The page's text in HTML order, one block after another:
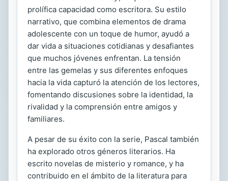
prolífica capacidad como escritora. Su estilo
narrativo, que combina elementos de drama
adolescente con un toque de humor, ayudó a
dar vida a situaciones cotidianas y desafiantes
que muchos jóvenes enfrentan. La tensión
entre las gemelas y sus diferentes enfoques
hacia la vida capturó la atención de los lectores,
fomentando discusiones sobre la identidad, la
rivalidad y la comprensión entre amigos y
familiares.
A pesar de su éxito con la serie, Pascal también
ha explorado otros géneros literarios. Ha
escrito novelas de misterio y romance, y ha
contribuido en el ámbito de la literatura para